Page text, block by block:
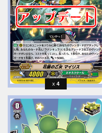
4